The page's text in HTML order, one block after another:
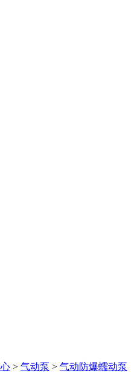
> 气动泵 > 气动防爆蠕动泵